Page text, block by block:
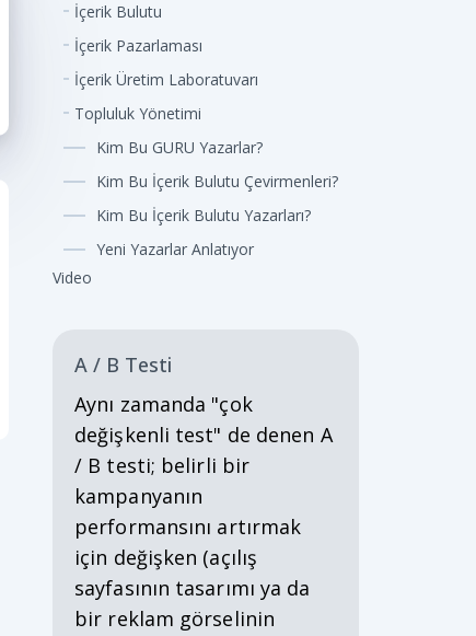
İçerik Bulutu
İçerik Pazarlaması
İçerik Üretim Laboratuvarı
Topluluk Yönetimi
Kim Bu GURU Yazarlar?
Kim Bu İçerik Bulutu Çevirmenleri?
Kim Bu İçerik Bulutu Yazarları?
Yeni Yazarlar Anlatıyor
Video
A / B Testi
Aynı zamanda "çok
değişkenli test" de denen A
/ B testi; belirli bir
kampanyanın
performansını artırmak
için değişken (açılış
sayfasının tasarımı ya da
bir reklam görselinin